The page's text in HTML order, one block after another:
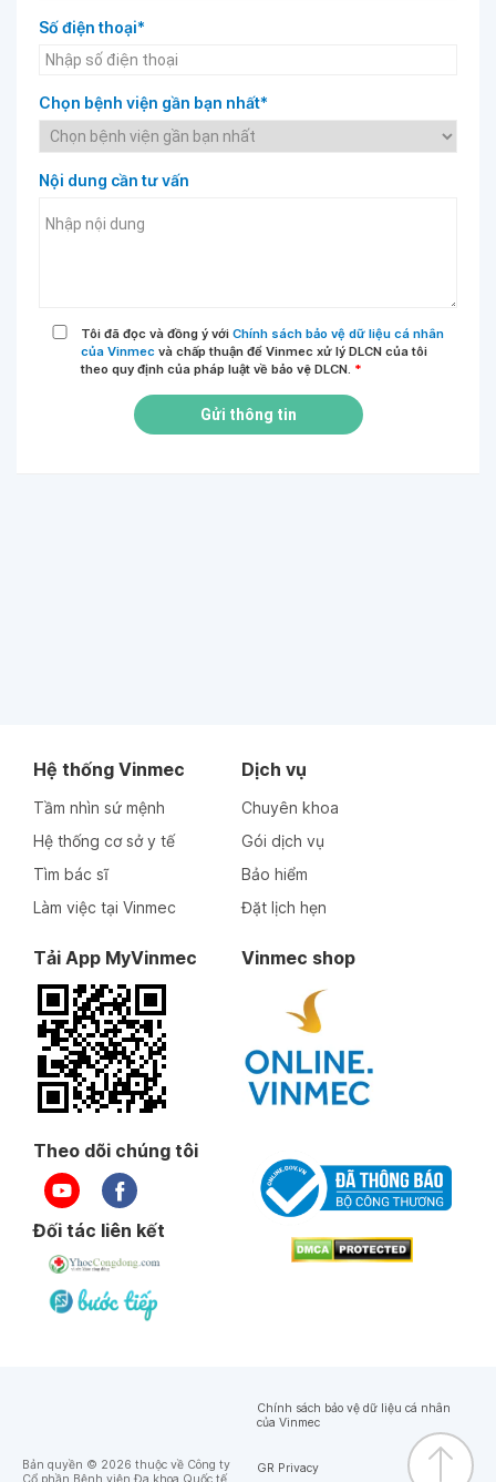
Số điện thoại*
Chọn bệnh viện gần bạn nhất*
Nội dung cần tư vấn
Tôi đã đọc và đồng ý với Chính sách bảo vệ dữ liệu cá nhân
của Vinmec và chấp thuận để Vinmec xử lý DLCN của tôi
theo quy định của pháp luật về bảo vệ DLCN. *
Gửi thông tin
Hệ thống Vinmec
Tầm nhìn sứ mệnh
Hệ thống cơ sở y tế
Tìm bác sĩ
Làm việc tại Vinmec
Dịch vụ
Chuyên khoa
Gói dịch vụ
Bảo hiểm
Đặt lịch hẹn
Tải App MyVinmec Vinmec shop
Theo dõi chúng tôi
Đối tác liên kết
Bản quyền © 2026 thuộc về Công ty
Chính sách bảo vệ dữ liệu cá nhân
của Vinmec
GR Privacy